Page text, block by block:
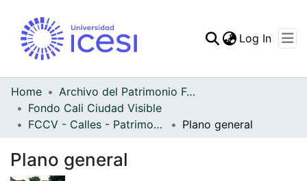
Log In
Home
Archivo del Patrimonio Fotográfico y Fílmico del Valle del Cauca
Fondo Cali Ciudad Visible
FCCV - Calles - Patrimonial
Plano general
Plano general